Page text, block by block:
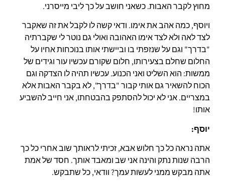
מחוץ לקבר האבות. כשאני חושב על כך ליבי מייסרני.
ויוסף, כמה אהב את אימו. ודאי קשה לו לקבל את זה שאקבר
לצד לאה ולא לצד אימו האהובה ואולי גם נוטר לי שקברתיה
"בדרך" וגם על שנזפתי בו וביישתי אותו בנוכחות אחיו על
החלום שחלם בצעירותו, חלום שקורם עכשיו עור וגידים של
ממשות: הוא השליט ואני הכנוע. עכשיו תהיה לו הצדקה וגם
הכוח להשאיר גם אותי קבור "בדרך", לא בקבר האבות אלא
במצריים. אני לא יכול להסתפק בהבטחתו, אני חייב להשביע
אותו!
יוסף:
אתה נראה כל כך חלוש אבא, זכיתי לראותך שוב אחרי כל כך
הרבה שנות נתק והינה אני שב ומאבד אותך. חסד של אמת
אתה מבקש ממני לעשות עמך? וודאי, כל שתבקש.